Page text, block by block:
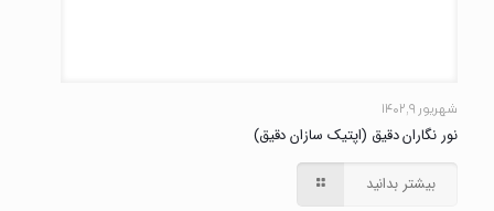
شهریور ۹, ۱۴۰۲
نور نگاران دقیق (اپتیک سازان دقیق)
بیشتر بدانید